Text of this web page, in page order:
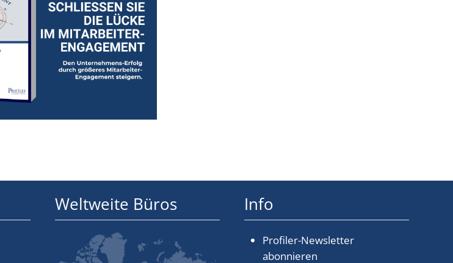
Weltweite Büros Info
Profiler-Newsletter
abonnieren